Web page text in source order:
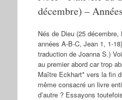
décembre) –
Nés de Dieu (25
années A-B-C, Jean 1, 1-
traduction de Joanna S.)
au premier abord car trop
Maître Eckhart* vers la fin
même consacré un livre
d’autre ? Essayons